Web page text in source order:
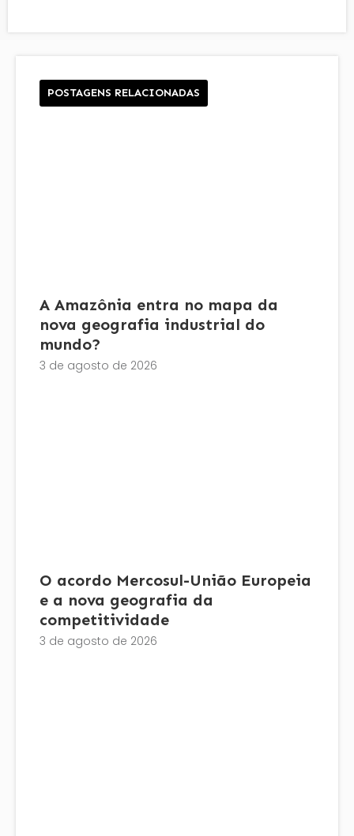
POSTAGENS RELACIONADAS
A Amazônia entra no mapa da
nova geografia industrial do
mundo?
3 de agosto de 2026
O acordo Mercosul-União Europeia
e a nova geografia da
competitividade
3 de agosto de 2026